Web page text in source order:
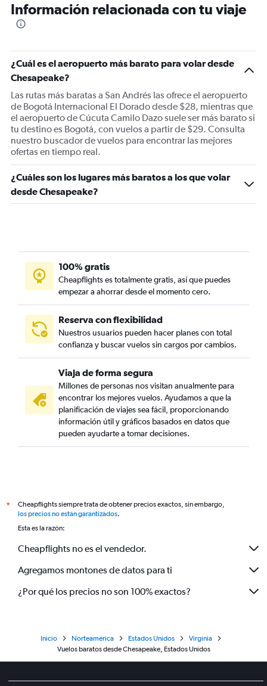
Información relacionada con tu viaje
¿Cuál es el aeropuerto más barato para volar desde
Chesapeake?
Las rutas más baratas a San Andrés las ofrece el aeropuerto
de Bogotá Internacional El Dorado desde $28, mientras que
el aeropuerto de Cúcuta Camilo Dazo suele ser más barato si
tu destino es Bogotá, con vuelos a partir de $29. Consulta
nuestro buscador de vuelos para encontrar las mejores
ofertas en tiempo real.
¿Cuáles son los lugares más baratos a los que volar
desde Chesapeake?
100% gratis
Cheapflights es totalmente gratis, así que puedes
empezar a ahorrar desde el momento cero.
Reserva con flexibilidad
Nuestros usuarios pueden hacer planes con total
confianza y buscar vuelos sin cargos por cambios.
Viaja de forma segura
Millones de personas nos visitan anualmente para
encontrar los mejores vuelos. Ayudamos a que la
planificación de viajes sea fácil, proporcionando
información útil y gráficos basados en datos que
pueden ayudarte a tomar decisiones.
*
Cheapflights siempre trata de obtener precios exactos, sin embargo,
los precios no están garantizados.
Esta es la razón:
Cheapflights no es el vendedor.
Agregamos montones de datos para ti
¿Por qué los precios no son 100% exactos?
Inicio Norteamérica Estados Unidos
Virginia
Vuelos baratos desde Chesapeake, Estados Unidos